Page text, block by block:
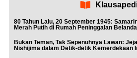
80 Tahun Lalu, 20 September 1945:
Merah Putih di Rumah Peninggalan Belanda
Bukan Teman, Tak Sepenuhnya Lawan:
Nishijima dalam Detik-detik Kemerdekaan